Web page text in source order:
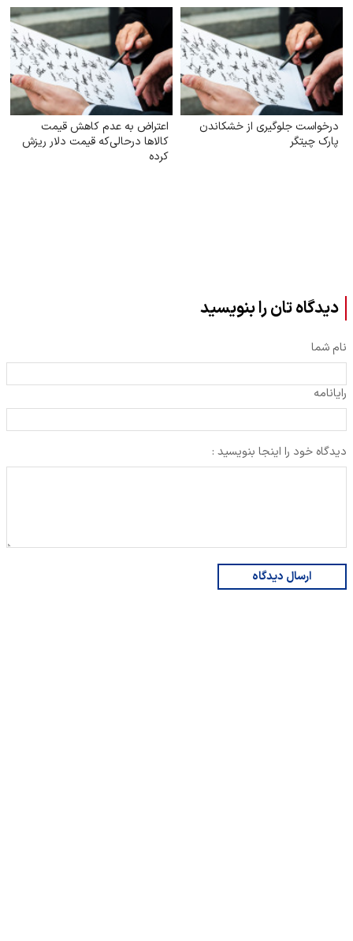
درخواست جلوگیری از خشکاندن
پارک چیتگر
اعتراض به عدم کاهش‌ قیمت
کالاها درحالی‌که قیمت دلار ریزش
کرده
دیدگاه تان را بنویسید
نام شما
رایانامه
دیدگاه خود را اینجا بنویسید :
ارسال دیدگاه